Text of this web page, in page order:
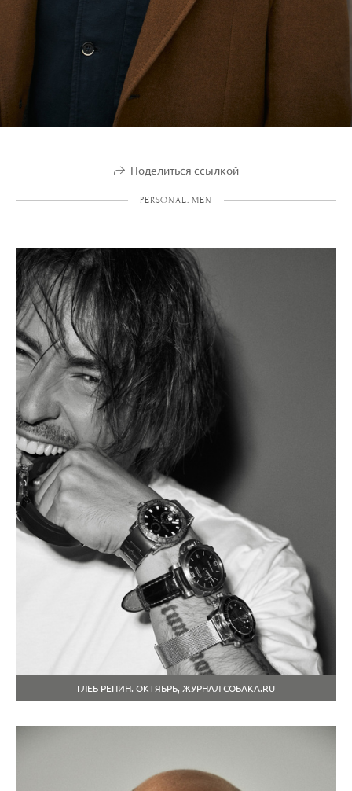
Поделиться ссылкой
PERSONAL. MEN
ГЛЕБ РЕПИН. ОКТЯБРЬ, ЖУРНАЛ СОБАКА.RU